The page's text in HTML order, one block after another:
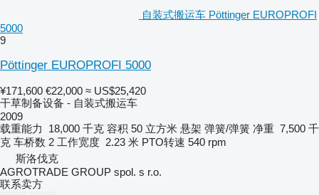
自装式搬运车 Pöttinger EUROPROFI
5000
9
Pöttinger EUROPROFI 5000
¥171,600 €22,000 ≈ US$25,420
干草制备设备 - 自装式搬运车
2009
载重能力
18,000 千克 容积 50 立方米 悬架 弹簧/弹簧 净重 7,500 千
克 车桥数 2 工作宽度 2.23 米 PTO转速 540 rpm
斯洛伐克
AGROTRADE GROUP spol. s r.o.
联系卖方